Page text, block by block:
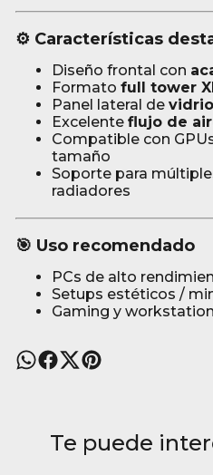
⚙️ Características
Diseño frontal con
Formato full tower
Panel lateral de
Excelente flujo de
Compatible con
tamaño
Soporte para
radiadores
🎯 Uso recomendado
PCs de alto
Setups estéticos /
Gaming y workstation
Te puede